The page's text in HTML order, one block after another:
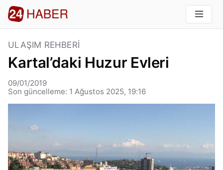
ULAŞIM REHBERI
Kartal’daki Huzur Evleri
09/01/2019
Son güncelleme: 1 Ağustos 2025, 19:16